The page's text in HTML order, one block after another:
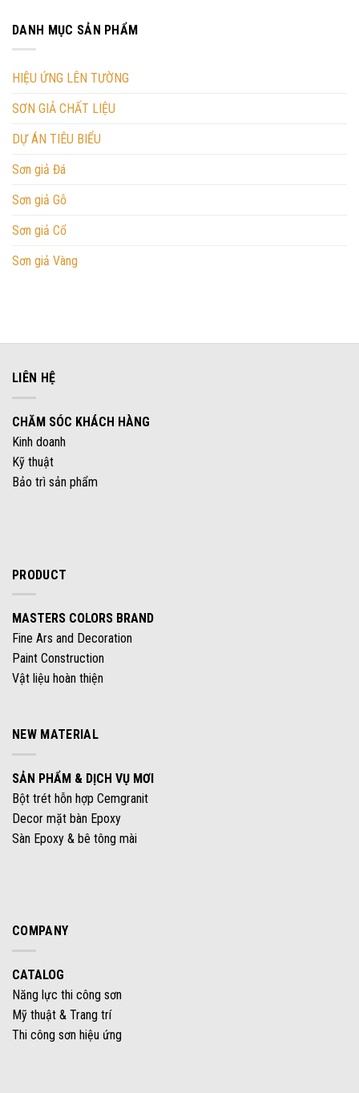
DANH MỤC SẢN PHẨM
HIỆU ỨNG LÊN TƯỜNG
SƠN GIẢ CHẤT LIỆU
DỰ ÁN TIÊU BIỂU
Sơn giả Đá
Sơn giả Gỗ
Sơn giả Cổ
Sơn giả Vàng
LIÊN HỆ
CHĂM SÓC KHÁCH HÀNG
Kinh doanh
Kỹ thuật
Bảo trì sản phẩm
PRODUCT
MASTERS COLORS BRAND
Fine Ars and Decoration
Paint Construction
Vật liệu hoàn thiện
NEW MATERIAL
SẢN PHẨM & DỊCH VỤ MƠI
Bột trét hỗn hợp Cemgranit
Decor mặt bàn Epoxy
Sàn Epoxy & bê tông mài
COMPANY
CATALOG
Năng lực thi công sơn
Mỹ thuật & Trang trí
Thi công sơn hiệu ứng